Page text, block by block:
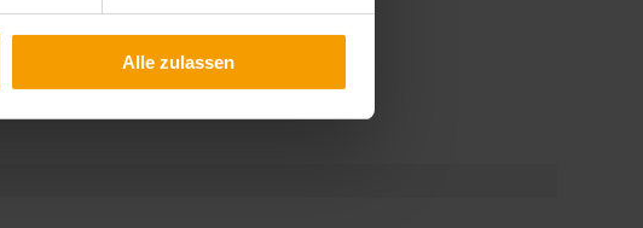
Alle zulassen
Lamellendächer